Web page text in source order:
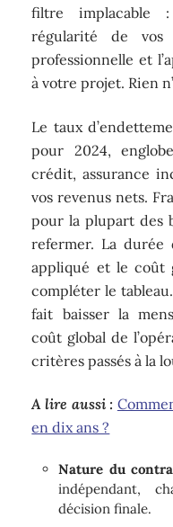
filtre implacable
régularité de vos
professionnelle et
à votre projet. Rien
Le taux
pour 2024,
crédit, assurance
vos revenus nets.
pour la plupart des
refermer. La
appliqué et le coût
compléter le
fait baisser la
coût global de
critères passés à la
A lire aussi :
en dix ans ?
Nature du
indépendant,
décision finale.